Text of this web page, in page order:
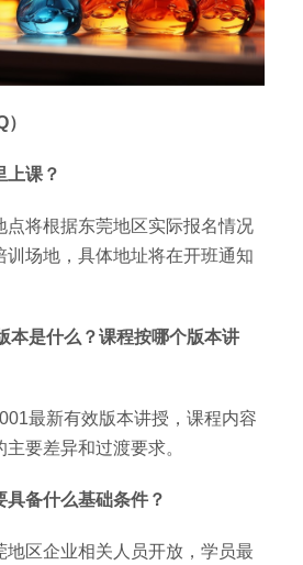
上课？
点将根据东莞地区实际报名情况
训场地，具体地址将在开班通知
本是什么？课程按哪个版本讲
最新有效版本讲授，课程内容
要差异和过渡要求。
具备什么基础条件？
地区企业相关人员开放，学员最